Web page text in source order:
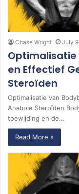
Chase Wright July
Optimalisatie
en Effectief
Steroïden
Optimalisatie van
Anabole Steroïden
toewijding en de…
Read More »